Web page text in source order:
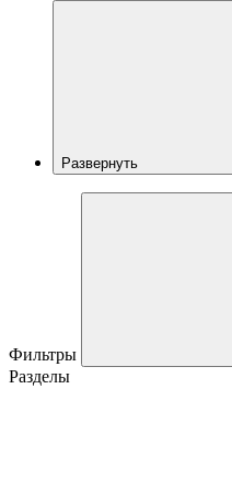
Развернуть
Фильтры
Разделы